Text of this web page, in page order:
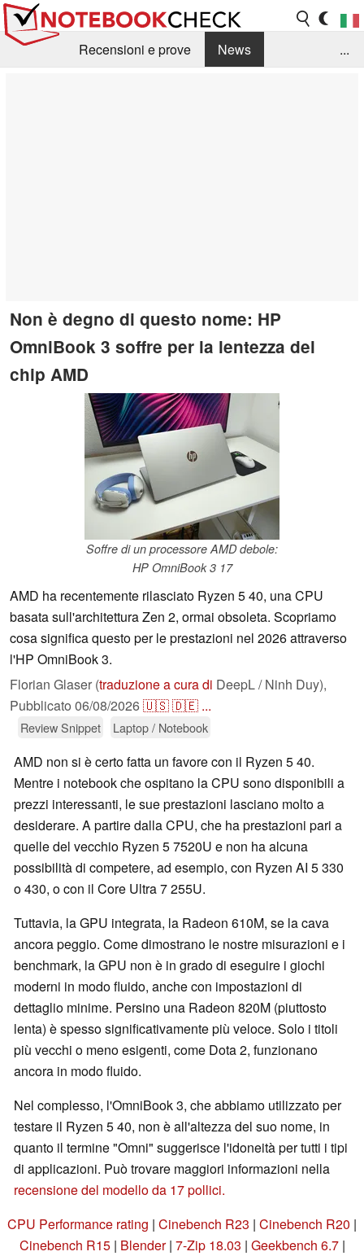
Recensioni e prove
News
...
Non è degno di questo nome: HP
OmniBook 3 soffre per la lentezza del
chip AMD
Soffre di un processore AMD debole:
HP OmniBook 3 17
AMD ha recentemente rilasciato Ryzen 5 40, una CPU
basata sull'architettura Zen 2, ormai obsoleta. Scopriamo
cosa significa questo per le prestazioni nel 2026 attraverso
l'HP OmniBook 3.
Florian Glaser (traduzione a cura di DeepL / Ninh Duy),
Pubblicato 06/08/2026🇺🇸🇩🇪 ...
Review Snippet Laptop / Notebook
AMD non si è certo fatta un favore con il Ryzen 5 40.
Mentre i notebook che ospitano la CPU sono disponibili a
prezzi interessanti, le sue prestazioni lasciano molto a
desiderare. A partire dalla CPU, che ha prestazioni pari a
quelle del vecchio Ryzen 5 7520U e non ha alcuna
possibilità di competere, ad esempio, con Ryzen AI 5 330
o 430, o con il Core Ultra 7 255U.
Tuttavia, la GPU integrata, la Radeon 610M, se la cava
ancora peggio. Come dimostrano le nostre misurazioni e i
benchmark, la GPU non è in grado di eseguire i giochi
moderni in modo fluido, anche con impostazioni di
dettaglio minime. Persino una Radeon 820M (piuttosto
lenta) è spesso significativamente più veloce. Solo i titoli
più vecchi o meno esigenti, come Dota 2, funzionano
ancora in modo fluido.
Nel complesso, l'OmniBook 3, che abbiamo utilizzato per
testare il Ryzen 5 40, non è all'altezza del suo nome, in
quanto il termine "Omni" suggerisce l'idoneità per tutti i tipi
di applicazioni. Può trovare maggiori informazioni nella
recensione del modello da 17 pollici.
CPU Performance rating | Cinebench R23 | Cinebench R20 |
Cinebench R15| Blender| 7-Zip 18.03 | Geekbench 6.7|